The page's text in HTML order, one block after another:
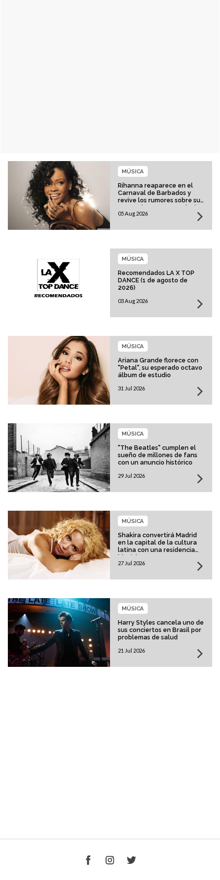
Rihanna reaparece en el
Carnaval de Barbados y
revive los rumores sobre su
esperado regreso musical
MÚSICA
05 Aug 2026
Recomendados LA X TOP
DANCE (1 de agosto de
2026)
MÚSICA
03 Aug 2026
Ariana Grande florece con
"Petal", su esperado octavo
álbum de estudio
MÚSICA
31 Jul 2026
"The Beatles" cumplen el
sueño de millones de fans
con un anuncio histórico
MÚSICA
29 Jul 2026
Shakira convertirá Madrid
en la capital de la cultura
latina con una residencia
histórica
MÚSICA
27 Jul 2026
Harry Styles cancela uno de
sus conciertos en Brasil por
problemas de salud
MÚSICA
21 Jul 2026